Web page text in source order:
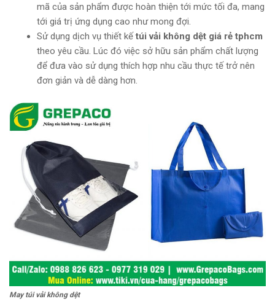
mã của sản phẩm được hoàn thiện tới mức tối đa, mang
tới giá trị ứng dụng cao như mong đợi.
Sử dụng dịch vụ thiết kếtúi vải không dệt giá rẻ tphcm
theo yêu cầu. Lúc đó việc sở hữu sản phẩm chất lượng
để đưa vào sử dụng thích hợp nhu cầu thực tế trở nên
đơn giản và dễ dàng hơn.
May túi vải không dệt